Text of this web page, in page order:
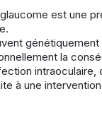
est une
génétiquement
la
intraoculaire,
à une